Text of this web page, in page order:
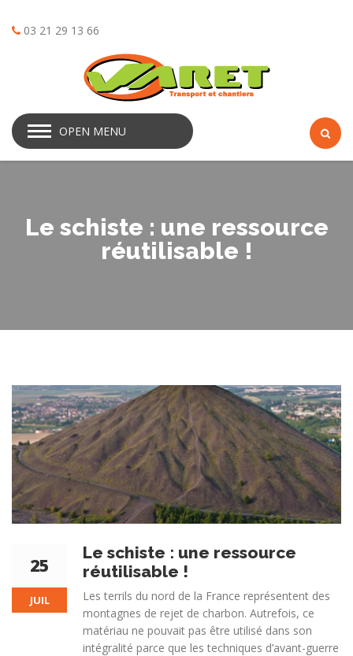
03 21 29 13 66
OPEN MENU
Le schiste : une ressource
réutilisable !
25
JUIL
Le schiste : une ressource
réutilisable !
Les terrils du nord de la France représentent des
montagnes de rejet de charbon. Autrefois, ce
matériau ne pouvait pas être utilisé dans son
intégralité parce que les techniques d’avant-guerre